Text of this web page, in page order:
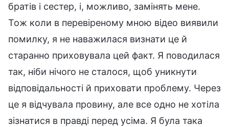
братів і сестер, і, можливо, замінять мене.
Тож коли в перевіреному мною відео виявили
помилку, я не наважилася визнати це й
старанно приховувала цей факт. Я поводилася
так, ніби нічого не сталося, щоб уникнути
відповідальності й приховати проблему. Через
це я відчувала провину, але все одно не хотіла
зізнатися в правді перед усіма. Я була така